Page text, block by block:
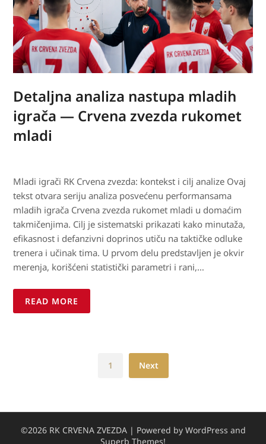
Detaljna analiza nastupa mladih
igrača — Crvena zvezda rukomet
mladi
Mladi igrači RK Crvena zvezda: kontekst i cilj analize Ovaj
tekst otvara seriju analiza posvećenu performansama
mladih igrača Crvena zvezda rukomet mladi u domaćim
takmičenjima. Cilj je sistematski prikazati kako minutaža,
efikasnost i defanzivni doprinos utiču na taktičke odluke
trenera i učinak tima. U prvom delu predstavljen je okvir
merenja, korišćeni statistički parametri i rani,…
READ MORE
1 Next
©2026 RK CRVENA ZVEZDA | Powered by WordPress and
Superb Themes!